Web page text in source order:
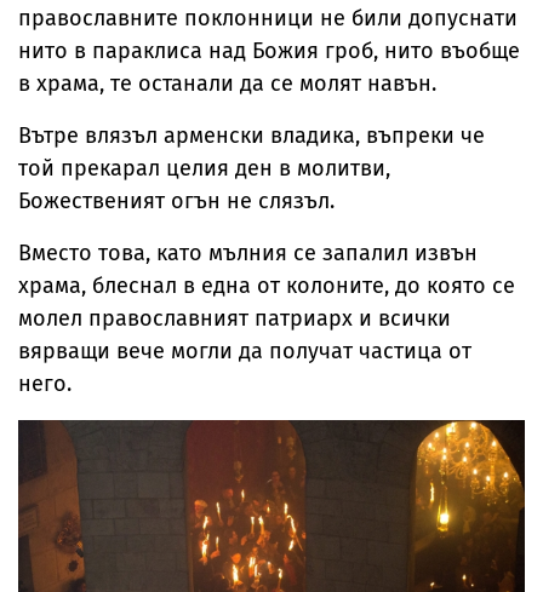
православните поклонници не били допуснати
нито в параклиса над Божия гроб, нито въобще
в храма, те останали да се молят навън.
Вътре влязъл арменски владика, въпреки че
той прекарал целия ден в молитви,
Божественият огън не слязъл.
Вместо това, като мълния се запалил извън
храма, блеснал в една от колоните, до която се
молел православният патриарх и всички
вярващи вече могли да получат частица от
него.